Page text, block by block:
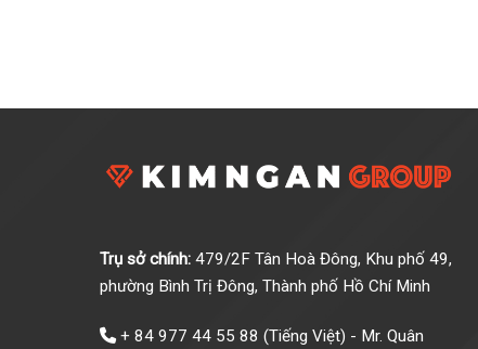
Trụ sở chính: 479/2F Tân Hoà Đông, Khu phố 49,
phường Bình Trị Đông, Thành phố Hồ Chí Minh
+ 84 977 44 55 88 (Tiếng Việt) - Mr. Quân